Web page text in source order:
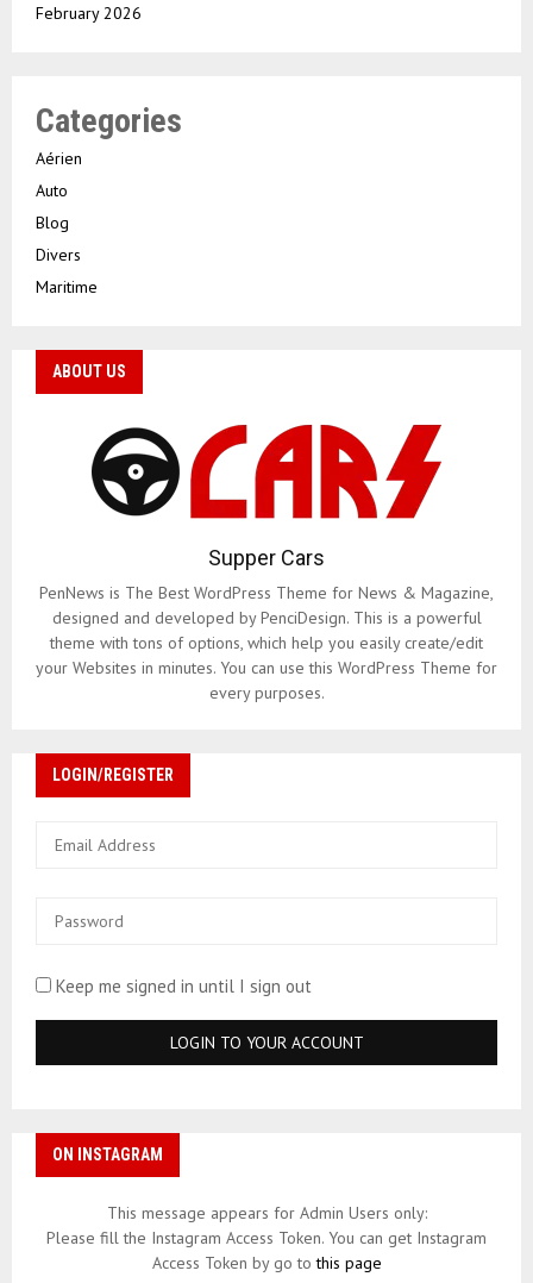
February 2026
Categories
Aérien
Auto
Blog
Divers
Maritime
ABOUT US
Supper Cars
PenNews is The Best WordPress Theme for News & Magazine,
designed and developed by PenciDesign. This is a powerful
theme with tons of options, which help you easily create/edit
your Websites in minutes. You can use this WordPress Theme for
every purposes.
LOGIN/REGISTER
Keep me signed in until I sign out
ON INSTAGRAM
This message appears for Admin Users only:
Please fill the Instagram Access Token. You can get Instagram
Access Token by go tothis page